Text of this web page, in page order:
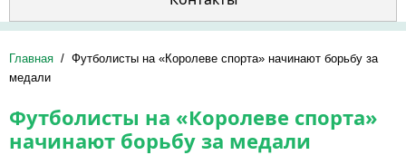
Главная / Футболисты на «Королеве спорта» начинают борьбу за
медали
Футболисты на «Королеве спорта»
начинают борьбу за медали